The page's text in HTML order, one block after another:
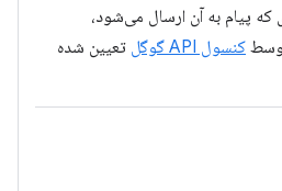
پیام به آن ارسال می‌شود،
کنسول API گوگل
تعیین شده